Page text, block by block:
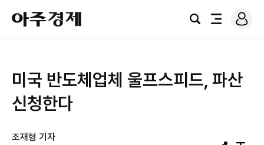
아
주
경
검
전
로
그
미국 반도체업체 울프스피드, 파산
신청한다
조재형 기자